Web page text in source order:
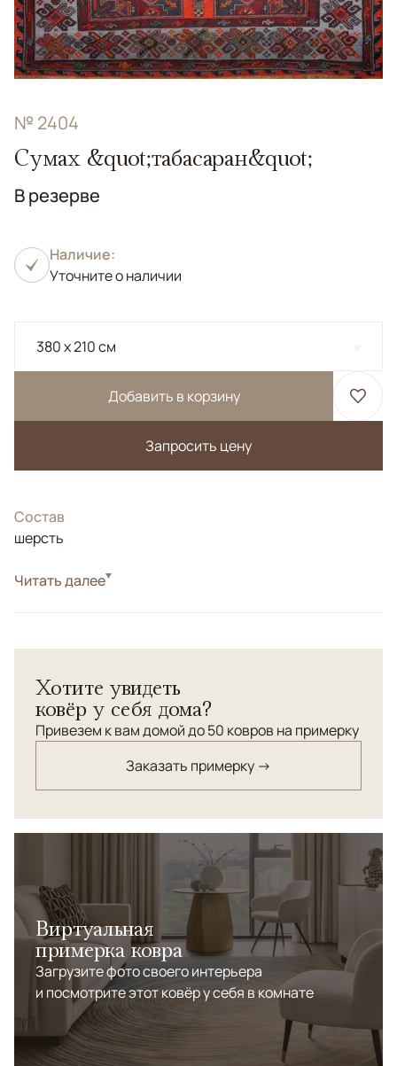
№ 2404
Сумах &quot;табасаран&quot;
В резерве
Наличие:
Уточните о наличии
380 x 210 см
Добавить в корзину
Запросить цену
Состав
шерсть
СтильКилимы и сумахи
Соткан в 80-х годах прошлого века. Шерсть 100%.
Читать далее
Хотите увидеть
ковёр у себя дома?
Привезем к вам домой до 50 ковров на примерку
Заказать примерку →
Виртуальная
примерка ковра
Загрузите фото своего интерьера
и посмотрите этот ковёр у себя в комнате